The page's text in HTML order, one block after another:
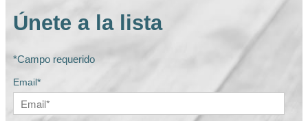
públicas para la protección y defensa de
los derechos de las mujeres y el fomento
Únete a la lista
*Campo requerido
Email*